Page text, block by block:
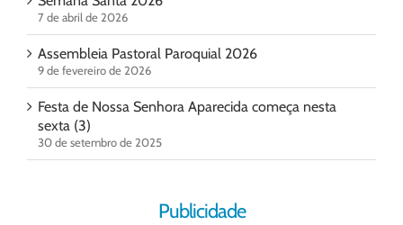
7 de abril de 2026
Assembleia Pastoral Paroquial 2026
9 de fevereiro de 2026
Festa de Nossa Senhora Aparecida começa nesta
sexta (3)
30 de setembro de 2025
Publicidade